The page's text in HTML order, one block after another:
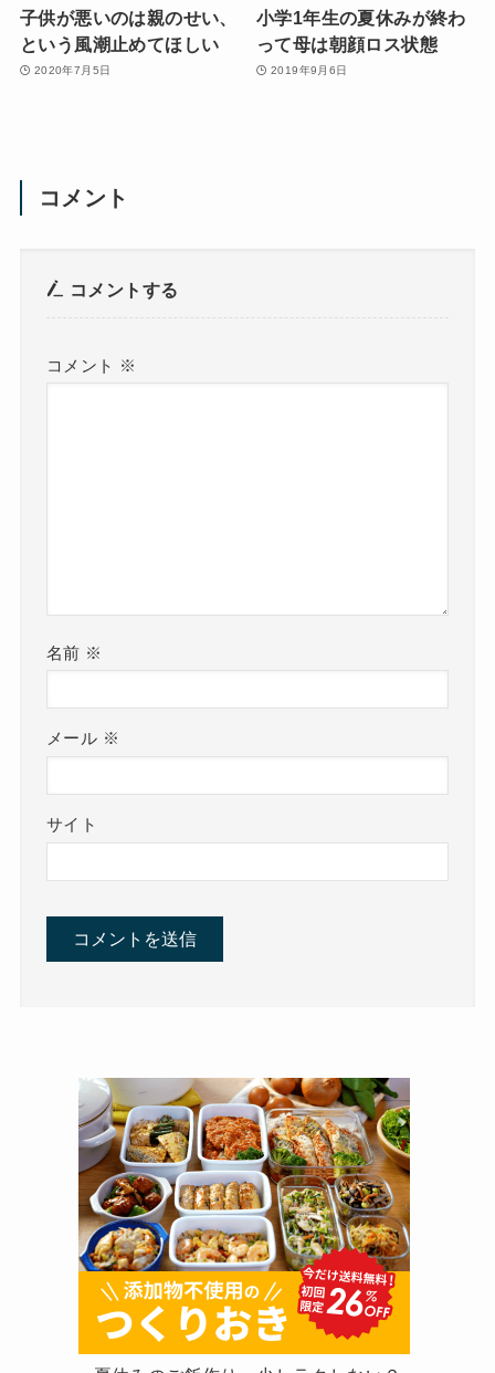
子供が悪いのは親のせい、
という風潮止めてほしい
2020年7月5日
小学1年生の夏休みが終わ
って母は朝顔ロス状態
2019年9月6日
コメント
コメントする
コメント ※
名前 ※
メール ※
サイト